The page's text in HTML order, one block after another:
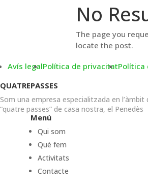
No
The page you
locate the post.
Avís legalPolítica de privacitatPolítica
QUATREPASSES
Som una empresa especialitzada en
“quatre passes” de casa nostra, el Penedès
Menú
Qui som
Què fem
Activitats
Contacte